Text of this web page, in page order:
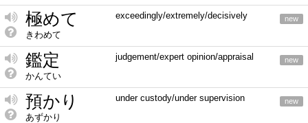
極めて
きわめて
exceedingly/extremely/decisively new
鑑定
かんてい
judgement/expert opinion/appraisal new
預かり
あずかり
under custody/under supervision new